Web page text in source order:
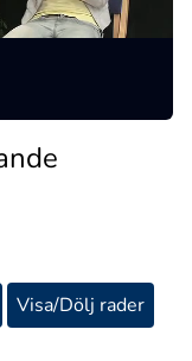
Visa/Dölj rader